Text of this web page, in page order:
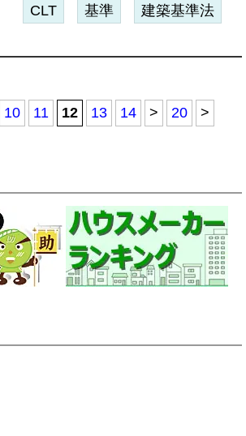
CLT 基準 建築基準法
10 11 12 13 14 > 20
>